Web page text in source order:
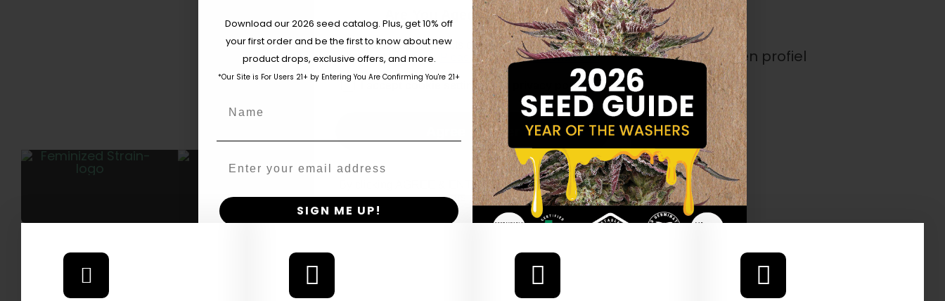
Effect:Energiek en opwekkend
%THC:26
Kenmerken:Hoog uniek terpenen profiel
Are You Aged 18 Or Over?
The content and products of our website is reserved for
those of legal age.
Please see Terms & Conditions.
age_gapI accept cookie settings and privacy policy
Agree & Enter
By clicking AGREE & ENTER, you confirm you are 18
years or older
Download our 2026 seed catalog. Plus, get 10% off
your first order and be the first to know about new
product drops, exclusive offers, and more.
*Our Site is For Users 21+ by Entering You Are Confirming You're 21+
SIGN ME UP!
NO, THANKS